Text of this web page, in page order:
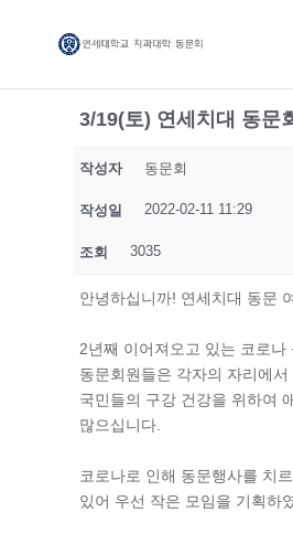
3/19(토) 연세치대 동문
작성자 동문회
작성일 2022-02-11 11:29
조회 3035
안녕하십니까! 연세치대 동문
2년째 이어져오고 있는 코로나
동문회원들은 각자의 자리에서
국민들의 구강 건강을 위하여
많으십니다.
코로나로 인해 동문행사를 치
있어 우선 작은 모임을 기획하